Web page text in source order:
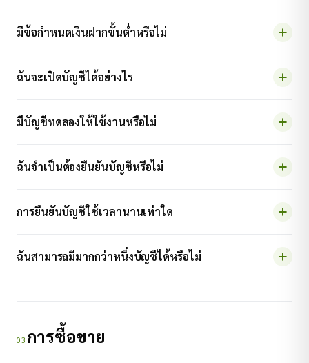
มีข้อกำหนดเงินฝากขั้นต่ำหรือไม่
ฉันจะเปิดบัญชีได้อย่างไร
มีบัญชีทดลองให้ใช้งานหรือไม่
ฉันจำเป็นต้องยืนยันบัญชีหรือไม่
การยืนยันบัญชีใช้เวลานานเท่าใด
ฉันสามารถมีมากกว่าหนึ่งบัญชีได้หรือไม่
03 การซื้อขาย